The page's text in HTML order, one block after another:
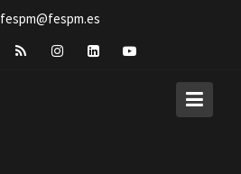
fespm@fespm.es